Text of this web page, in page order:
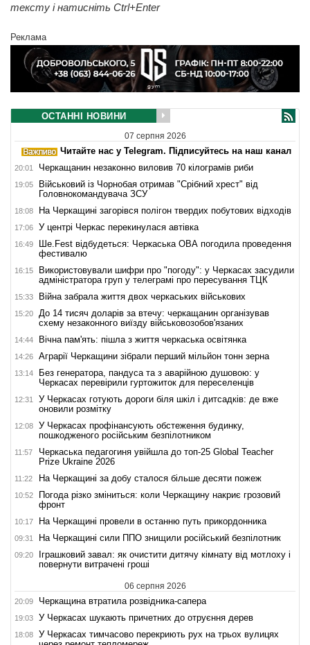
тексту і натисніть Ctrl+Enter
Реклама
ОСТАННІ НОВИНИ
07 серпня 2026
Читайте нас у Telegram. Підписуйтесь на наш канал
20:01 Черкащанин незаконно виловив 70 кілограмів риби
19:05
Військовий із Чорнобая отримав "Срібний хрест" від
Головнокомандувача ЗСУ
18:08 На Черкащині загорівся полігон твердих побутових відходів
17:06 У центрі Черкас перекинулася автівка
16:49
Ше.Fest відбудеться: Черкаська ОВА погодила проведення
фестивалю
16:15
Використовували шифри про "погоду": у Черкасах засудили
адміністратора груп у телеграмі про пересування ТЦК
15:33 Війна забрала життя двох черкаських військових
15:20
До 14 тисяч доларів за втечу: черкащанин організував
схему незаконного виїзду військовозобов'язаних
14:44 Вічна пам'ять: пішла з життя черкаська освітянка
14:26 Аграрії Черкащини зібрали перший мільйон тонн зерна
13:14
Без генератора, пандуса та з аварійною душовою: у
Черкасах перевірили гуртожиток для переселенців
12:31
У Черкасах готують дороги біля шкіл і дитсадків: де вже
оновили розмітку
12:08
У Черкасах профінансують обстеження будинку,
пошкодженого російським безпілотником
11:57
Черкаська педагогиня увійшла до топ-25 Global Teacher
Prize Ukraine 2026
11:22 На Черкащині за добу сталося більше десяти пожеж
10:52
Погода різко зміниться: коли Черкащину накриє грозовий
фронт
10:17 На Черкащині провели в останню путь прикордонника
09:31 На Черкащині сили ППО знищили російський безпілотник
09:20
Іграшковий завал: як очистити дитячу кімнату від мотлоху і
повернути витрачені гроші
06 серпня 2026
20:09 Черкащина втратила розвідника-сапера
19:03 У Черкасах шукають причетних до отруєння дерев
18:08
У Черкасах тимчасово перекриють рух на трьох вулицях